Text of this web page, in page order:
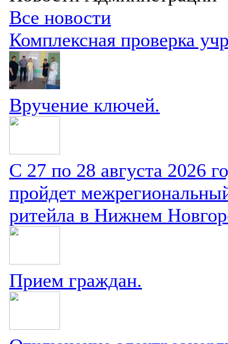
Все новости
Комплексная проверка
Вручение ключей.
С 27 по 28 августа 2026
пройдет
ритейла в Нижнем
Прием граждан.